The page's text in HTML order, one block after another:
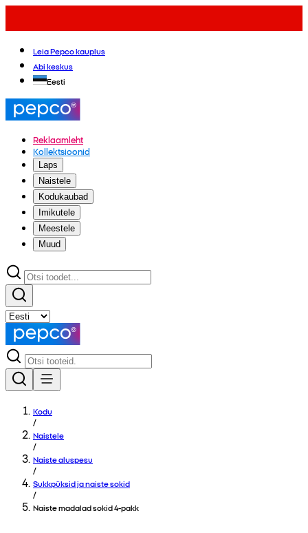
Leia Pepco kauplus
Abi keskus
Eesti
Reklaamleht
Kollektsioonid
Laps
Naistele
Kodukaubad
Imikutele
Meestele
Muud
Kodu
/
Naistele
/
Naiste aluspesu
/
Sukkpüksid ja naiste sokid
/
Naiste madalad sokid 4-pakk